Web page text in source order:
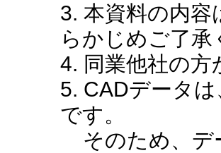
3. 本資料の内
らかじめご了承
4. 同業他社の
5. CADデータ
です。
そのため、デ